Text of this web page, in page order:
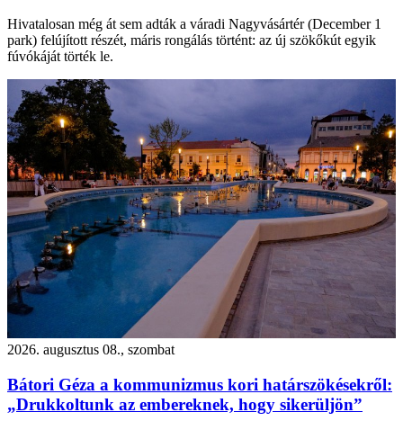
Hivatalosan még át sem adták a váradi Nagyvásártér (December 1
park) felújított részét, máris rongálás történt: az új szökőkút egyik
fúvókáját törték le.
2026. augusztus 08., szombat
Bátori Géza a kommunizmus kori határszökésekről:
„Drukkoltunk az embereknek, hogy sikerüljön”